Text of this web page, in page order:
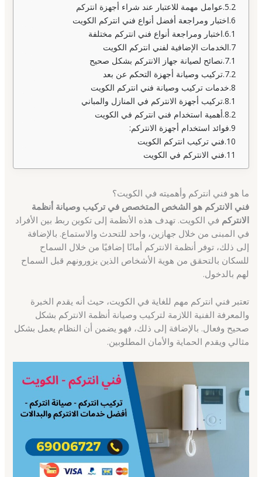
عوامل مهمة للاعتبار عند شراء أجهزة انتركم
اختبار ومراجعة أفضل أنواع فني انتركم الكويت
اختبار ومراجعة أنواع فني انتركم مختلفة
الخدمات الإضافية لفني انتركم الكويت
نصائح لصيانة جهاز الانتركم بشكل صحيح
تركيب وصيانة أجهزة التحكم عن بعد
خدمات تركيب وصيانة فني انتركم الكويت
تركيب أجهزة الانتركم في المنازل والمباني
أهمية استخدام فني انتركم في الكويت
فوائد استخدام أجهزة الانتركم:
فني تركيب انتركم الكويت
فني الانتركم في الكويت
ما هو فني انتركم وأهميته في الكويت؟
فني الانتركم هو الشخص المتخصص في تركيب وصيانة أنظمة
الانتركم في الكويت. تهدف هذه الأنظمة إلى تكوين ربط بين الأفراد
في المبنى من خلال جهازين، واحد للتحدث والاستماع. بالإضافة
إلى ذلك، توفر أنظمة الانتركم أمانًا إضافيًا من خلال السماح
للسكان بالتحقق من هوية الأشخاص الذين يزورونهم قبل السماح
لهم بالدخول.
تعتبر فني انتركم مهم للغاية في الكويت، حيث أنه يقدم الخبرة
والمعرفة الفنية اللازمة لتركيب وصيانة أنظمة الانتركم بشكل
صحيح وفعال. بالإضافة إلى ذلك، فهو يضمن أن النظام يعمل بشكل
مثالي ويقدم الحماية والأمان المطلوبين.